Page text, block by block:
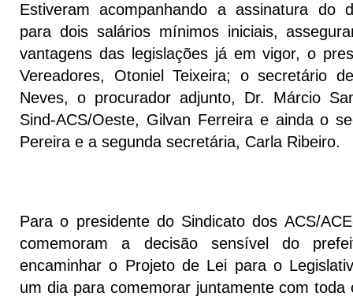
Estiveram acompanhando a assinatura do
para dois salários mínimos iniciais,
vantagens das legislações já em vigor, o
Vereadores, Otoniel Teixeira; o secretário
Neves, o procurador adjunto, Dr. Márcio
Sind-ACS/Oeste, Gilvan Ferreira e ainda o
Pereira e a segunda secretária, Carla Ribeiro.
Para o presidente do Sindicato dos ACS/
comemoram a decisão sensível do
encaminhar o Projeto de Lei para o
um dia para comemorar juntamente com toda